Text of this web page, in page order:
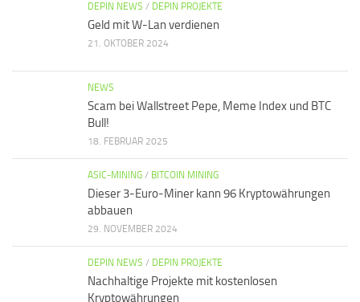
DEPIN NEWS / DEPIN PROJEKTE
Geld mit W-Lan verdienen
21. OKTOBER 2024
NEWS
Scam bei Wallstreet Pepe, Meme Index und BTC
Bull!
18. FEBRUAR 2025
ASIC-MINING / BITCOIN MINING
Dieser 3-Euro-Miner kann 96 Kryptowährungen
abbauen
29. NOVEMBER 2024
DEPIN NEWS / DEPIN PROJEKTE
Nachhaltige Projekte mit kostenlosen
Kryptowährungen